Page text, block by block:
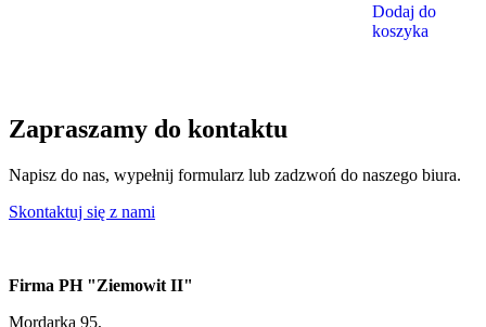
Dodaj do
koszyka
Zapraszamy do kontaktu
Napisz do nas, wypełnij formularz lub zadzwoń do naszego biura.
Skontaktuj się z nami
Firma PH "Ziemowit II"
Mordarka 95,